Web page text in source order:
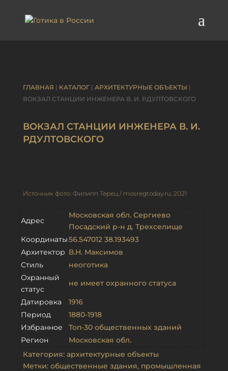
ГЛАВНАЯ | КАТАЛОГ| АРХИТЕКТУРНЫЕ ОБЪЕКТЫ |
ВОКЗАЛ СТАНЦИИ ИНЖЕНЕРА В. И. РДУЛТОВСКОГО
ВОКЗАЛ СТАНЦИИ ИНЖЕНЕРА В. И.
РДУЛТОВСКОГО
Источник фото: Филипп Терец / mosregtoday.ru, 2021
Адрес
Московская обл. Сергиево
Посадский р-н д. Трехселище
Координаты56.547012 38.193493
Архитектор В.Н. Максимов
Стиль
неоготика
Охранный
статус
не имеет охранного статуса
Датировка
1916
Период
1880-1918
Избранное
Топ-30 общественных зданий
Регион
Московская обл.
Категория: архитектурные объекты
Метки: общественные здания, промышленная